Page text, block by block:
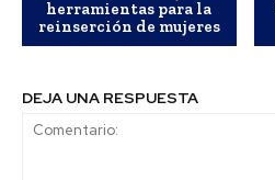
herramientas para la
reinserción de mujeres
DEJA UNA RESPUESTA